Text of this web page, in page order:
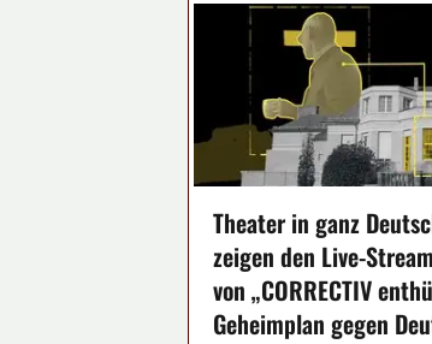
Theater in ganz
zeigen den Live-
von „CORRECTIV
Geheimplan gegen